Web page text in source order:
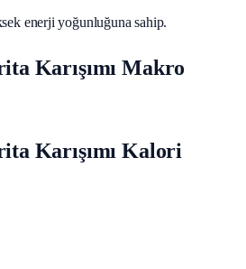
enerji yoğunluğuna sahip.
Karışımı Makro
Karışımı Kalori